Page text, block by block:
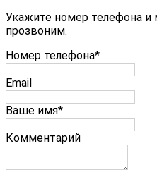
Укажите номер телефона и
прозвоним.
Номер телефона*
Email
Ваше имя*
Комментарий